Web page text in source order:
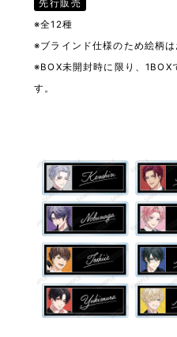
先行販売
※全12種
※ブラインド仕様のため絵柄は
※BOX未開封時に限り、1BOX
す。